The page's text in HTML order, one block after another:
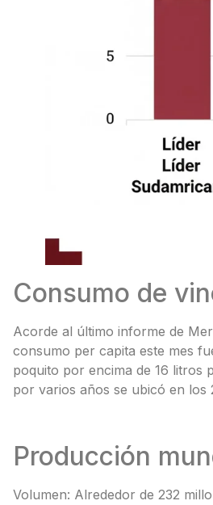
Consumo de
Acorde al último informe de
consumo per capita este mes
poquito por encima de 16 litros
por varios años se ubicó en los
Producción
Volumen: Alrededor de 232